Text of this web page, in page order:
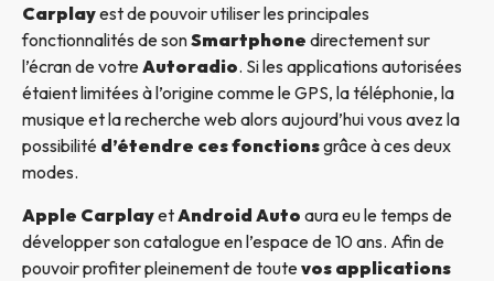
Carplayest de pouvoir utiliser les principales
fonctionnalités de sonSmartphone directement sur
l’écran de votreAutoradio. Si les applications autorisées
étaient limitées à l’origine comme le GPS, la téléphonie, la
musique et la recherche web alors aujourd’hui vous avez la
possibilité d’étendre ces fonctionsgrâce à ces deux
modes.
Apple CarplayetAndroid Auto aura eu le temps de
développer son catalogue en l’espace de 10 ans. Afin de
pouvoir profiter pleinement de toutevos applications